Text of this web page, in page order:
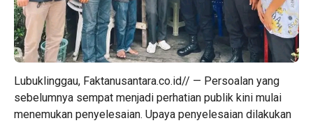
Lubuklinggau, Faktanusantara.co.id// — Persoalan yang
sebelumnya sempat menjadi perhatian publik kini mulai
menemukan penyelesaian. Upaya penyelesaian dilakukan